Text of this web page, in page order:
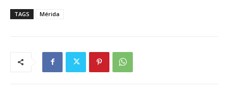
TAGS Mérida